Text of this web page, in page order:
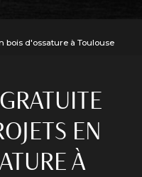
bois d'ossature à Toulouse
EN
À